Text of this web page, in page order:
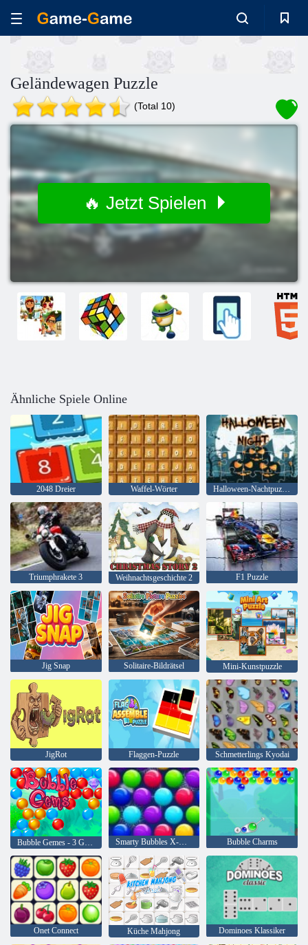
Geländewagen Puzzle
(Total 10)
🔥 Jetzt Spielen
Ähnliche Spiele Online
2048 Dreier Waffel-Wörter Halloween-Nachtpuzzle
Triumphrakete 3 Weihnachtsgeschichte 2 F1 Puzzle
Jig Snap Solitaire-Bildrätsel Mini-Kunstpuzzle
JigRot Flaggen-Puzzle Schmetterlings Kyodai
Bubble Gemes - 3 Gewinnt Smarty Bubbles X-Mas Bubble Charms
Onet Connect Küche Mahjong Dominoes Klassiker